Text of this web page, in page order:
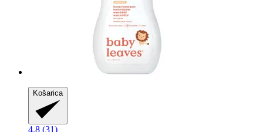
Košarica
4.8 (31)